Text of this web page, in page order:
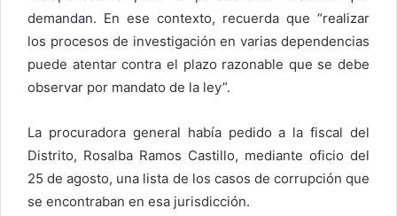
demandan. En ese contexto, recuerda que “realizar
los procesos de investigación en varias dependencias
puede atentar contra el plazo razonable que se debe
observar por mandato de la ley”.
La procuradora general había pedido a la fiscal del
Distrito, Rosalba Ramos Castillo, mediante oficio del
25 de agosto, una lista de los casos de corrupción que
se encontraban en esa jurisdicción.